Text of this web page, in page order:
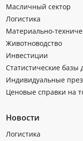
Масличный сектор
Логистика
Материально-
Животноводство
Инвестиции
Статистические базы
Индивидуальные
Ценовые справки на
Новости
Логистика